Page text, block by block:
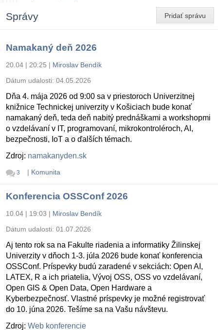
Pridať správu
Správy
Namakaný deň 2026
20.04 | 20:25 | Miroslav Bendík
Dátum udalosti: 04.05.2026
Dňa 4. mája 2026 od 9:00 sa v priestoroch Univerzitnej
knižnice Technickej univerzity v Košiciach bude konať
namakaný deň, teda deň nabitý prednáškami a workshopmi
o vzdelávaní v IT, programovaní, mikrokontroléroch, AI,
bezpečnosti, IoT a o ďalších témach.
Zdroj: namakanyden.sk
3 | Komunita
Konferencia OSSConf 2026
10.04 | 19:03 | Miroslav Bendík
Dátum udalosti: 01.07.2026
Aj tento rok sa na Fakulte riadenia a informatiky Žilinskej
Univerzity v dňoch 1-3. júla 2026 bude konať konferencia
OSSConf. Príspevky budú zaradené v sekciách: Open AI,
LATEX, R a ich priatelia, Vývoj OSS, OSS vo vzdelávaní,
Open GIS & Open Data, Open Hardware a
Kyberbezpečnosť. Vlastné príspevky je možné registrovať
do 10. júna 2026. Tešíme sa na Vašu návštevu.
Zdroj: Web konferencie